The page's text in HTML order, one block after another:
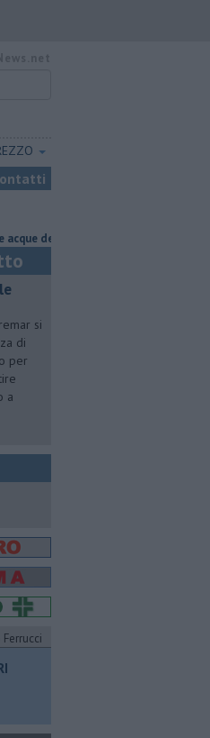
si
di
per
a